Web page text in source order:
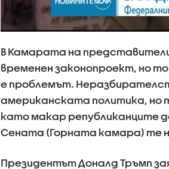
В Камарата на
временен законопроект, но
е проблемът.
американската политика, но
като макар републиканците
Сената (Горната камара) те
Президентът Доналд Тръмп